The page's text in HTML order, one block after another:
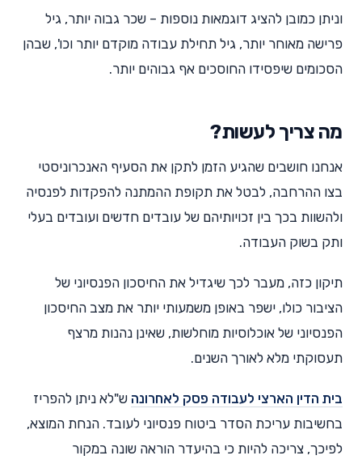
וניתן כמובן להציג דוגמאות נוספות – שכר גבוה יותר, גיל
פרישה מאוחר יותר, גיל תחילת עבודה מוקדם יותר וכו', שבהן
הסכומים שיפסידו החוסכים אף גבוהים יותר.
מה צריך לעשות?
אנחנו חושבים שהגיע הזמן לתקן את הסעיף האנכרוניסטי
בצו ההרחבה, לבטל את תקופת ההמתנה להפקדות לפנסיה
ולהשוות בכך בין זכויותיהם של עובדים חדשים ועובדים בעלי
ותק בשוק העבודה.
תיקון כזה, מעבר לכך שיגדיל את החיסכון הפנסיוני של
הציבור כולו, ישפר באופן משמעותי יותר את מצב החיסכון
הפנסיוני של אוכלוסיות מוחלשות, שאינן נהנות מרצף
תעסוקתי מלא לאורך השנים.
בית הדין הארצי לעבודה פסק לאחרונה ש"לא ניתן להפריז
בחשיבות עריכת הסדר ביטוח פנסיוני לעובד. הנחת המוצא,
לפיכך, צריכה להיות כי בהיעדר הוראה שונה במקור